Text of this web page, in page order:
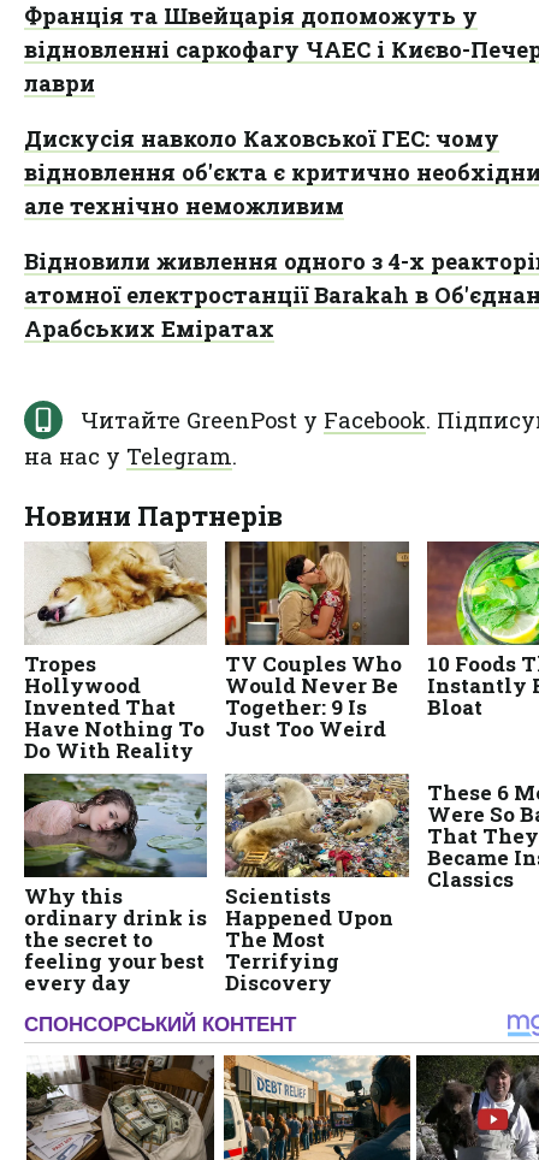
Франція та Швейцарія допоможуть у
відновленні саркофагу ЧАЕС і Києво-
лаври
Дискусія навколо Каховської ГЕС: чому
відновлення об'єкта є критично
але технічно неможливим
Відновили живлення одного з 4-х
атомної електростанції Barakah в
Арабських Еміратах
Читайте GreenPost у Facebook.
на нас у Telegram.